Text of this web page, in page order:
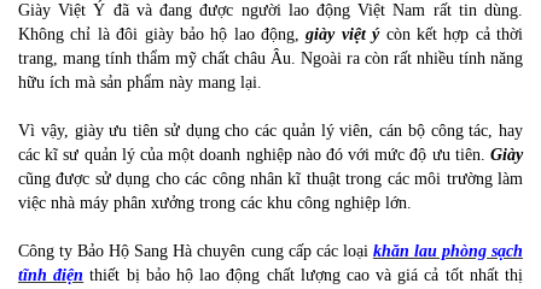
Giày Việt Ý đã và đang được người lao động Việt Nam rất tin dùng.
Không chỉ là đôi giày bảo hộ lao động,giày việt ýcòn kết hợp cả thời
trang, mang tính thẩm mỹ chất châu Âu. Ngoài ra còn rất nhiều tính năng
hữu ích mà sản phẩm này mang lại.
Vì vậy, giày ưu tiên sử dụng cho các quản lý viên, cán bộ công tác, hay
các kĩ sư quản lý của một doanh nghiệp nào đó với mức độ ưu tiên. Giày
cũng được sử dụng cho các công nhân kĩ thuật trong các môi trường làm
việc nhà máy phân xưởng trong các khu công nghiệp lớn.
Công ty Bảo Hộ Sang Hà chuyên cung cấp các loại khăn lau phòng sạch
tĩnh điện thiết bị bảo hộ lao động chất lượng cao và giá cả tốt nhất thị